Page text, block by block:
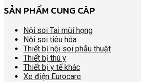
SẢN PHẨM CUNG CÂP
Nội soi Tai mũi họng
Nội soi tiêu hóa
Thiết bị nội soi phẫu thuật
Thiết bị thú y
Thiết bị y tế khác
Xe điện Eurocare